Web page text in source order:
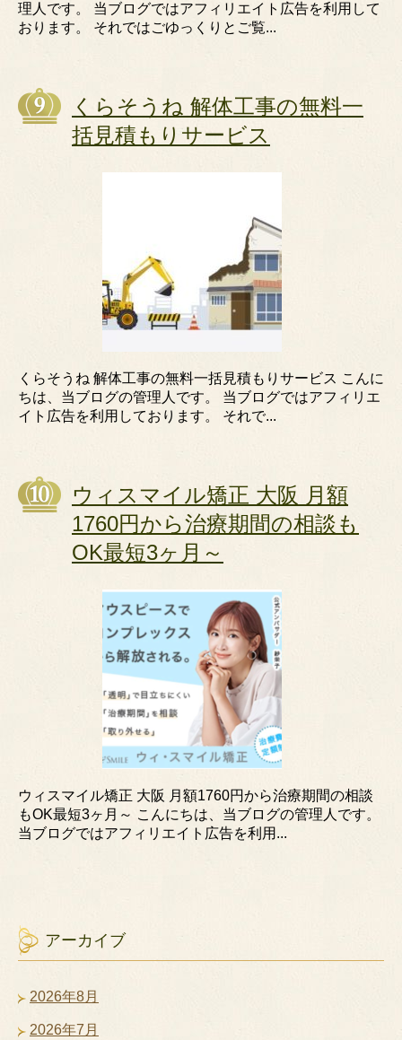
理人です。 当ブログではアフィリエイト広告を利用して
おります。 それではごゆっくりとご覧...
くらそうね 解体工事の無料一
括見積もりサービス
くらそうね 解体工事の無料一括見積もりサービス こんに
ちは、当ブログの管理人です。 当ブログではアフィリエ
イト広告を利用しております。 それで...
ウィスマイル矯正 大阪 月額
1760円から治療期間の相談も
OK最短3ヶ月～
ウィスマイル矯正 大阪 月額1760円から治療期間の相談
もOK最短3ヶ月～ こんにちは、当ブログの管理人です。
当ブログではアフィリエイト広告を利用...
アーカイブ
2026年8月
2026年7月